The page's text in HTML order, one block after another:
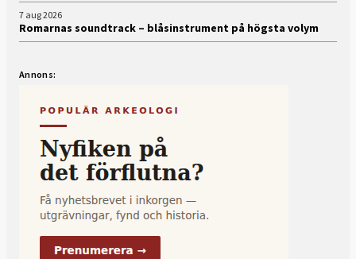
7 aug 2026
Romarnas soundtrack – blåsinstrument på högsta volym
Annons: